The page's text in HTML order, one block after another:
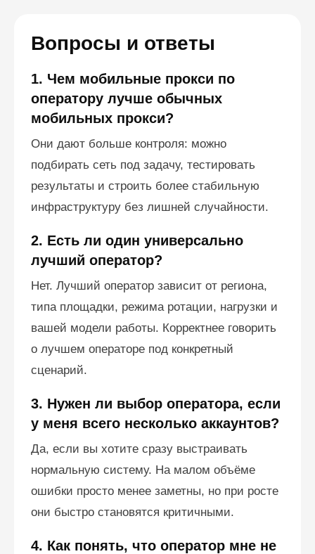
Вопросы и ответы
1. Чем мобильные прокси по
оператору лучше обычных
мобильных прокси?
Они дают больше контроля: можно
подбирать сеть под задачу, тестировать
результаты и строить более стабильную
инфраструктуру без лишней случайности.
2. Есть ли один универсально
лучший оператор?
Нет. Лучший оператор зависит от региона,
типа площадки, режима ротации, нагрузки и
вашей модели работы. Корректнее говорить
о лучшем операторе под конкретный
сценарий.
3. Нужен ли выбор оператора, если
у меня всего несколько аккаунтов?
Да, если вы хотите сразу выстраивать
нормальную систему. На малом объёме
ошибки просто менее заметны, но при росте
они быстро становятся критичными.
4. Как понять, что оператор мне не